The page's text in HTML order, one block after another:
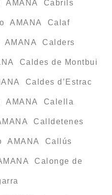
AMANA Cabrils
AMANA Calaf
AMANA Calders
Caldes de Montbui
Caldes d’Estrac
AMANA Calella
Calldetenes
AMANA Callús
Calonge de